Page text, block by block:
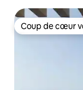
Coup de cœur
Coup de cœur